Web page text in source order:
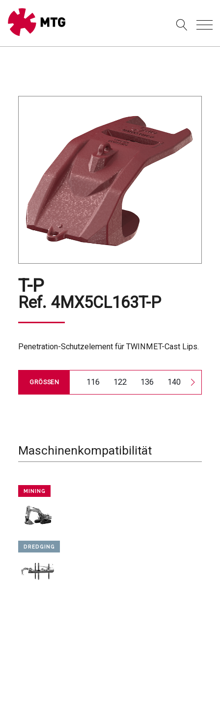
T-P
Ref. 4MX5CL163T-P
Penetration-Schutzelement für TWINMET-Cast Lips.
GRÖSSEN 116 122 136 140 144
Maschinenkompatibilität
MINING
DREDGING